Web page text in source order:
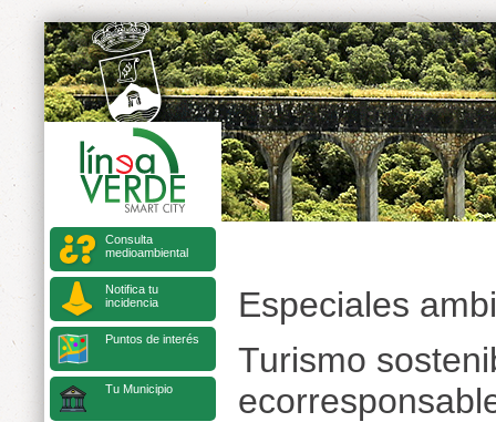
Consulta
medioambiental
Notifica tu
incidencia
Puntos de interés
Tu Municipio
Especiales
Turismo